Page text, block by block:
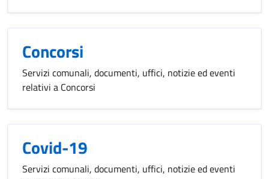
Concorsi
Servizi comunali, documenti, uffici, notizie ed eventi
relativi a Concorsi
Covid-19
Servizi comunali, documenti, uffici, notizie ed eventi